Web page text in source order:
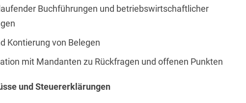
Buchführungen und betriebswirtschaftlicher
Kontierung von Belegen
mit Mandanten zu Rückfragen und offenen Punkten
und Steuererklärungen